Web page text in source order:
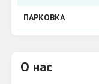
О нас
ПАРКОВКА